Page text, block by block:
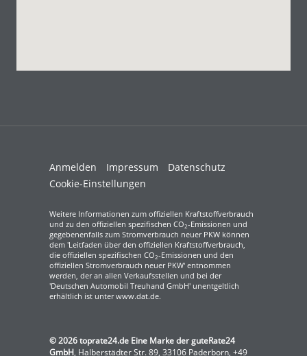
Anmelden Impressum
Datenschutz
Cookie-Einstellungen
Weitere Informationen zum offiziellen Kraftstoffverbrauch
und zu den offiziellen spezifischen CO2-Emissionen und
gegebenenfalls zum Stromverbrauch neuer PKW können
dem 'Leitfaden über den offiziellen Kraftstoffverbrauch,
die offiziellen spezifischen CO2-Emissionen und den
offiziellen Stromverbrauch neuer PKW' entnommen
werden, der an allen Verkaufsstellen und bei der
'Deutschen Automobil Treuhand GmbH' unentgeltlich
erhältlich ist unter www.dat.de.
© 2026toprate24.de Eine Marke der guteRate24
GmbH, Halberstädter Str. 89, 33106 Paderborn, +49